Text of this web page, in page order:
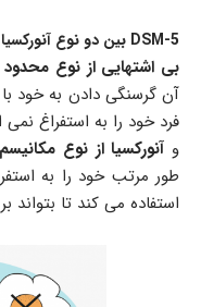
5-DSM بین دو نوع آنورکسیا تفاوت می گذارد که عبارتند از:
بی اشتهایی از نوع محدود
فرد خود را به استفراغ نمی
و آنورکسیا از نوع
طور مرتب خود را به
استفاده می کند تا بتواند